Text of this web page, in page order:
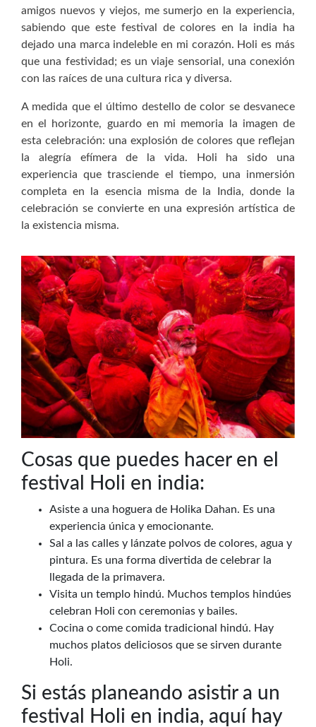
amigos nuevos y viejos, me sumerjo en la experiencia,
sabiendo que este festival de colores en la india ha
dejado una marca indeleble en mi corazón. Holi es más
que una festividad; es un viaje sensorial, una conexión
con las raíces de una cultura rica y diversa.
A medida que el último destello de color se desvanece
en el horizonte, guardo en mi memoria la imagen de
esta celebración: una explosión de colores que reflejan
la alegría efímera de la vida. Holi ha sido una
experiencia que trasciende el tiempo, una inmersión
completa en la esencia misma de la India, donde la
celebración se convierte en una expresión artística de
la existencia misma.
Cosas que puedes hacer en el
festival Holi en india:
Asiste a una hoguera de Holika Dahan. Es una
experiencia única y emocionante.
Sal a las calles y lánzate polvos de colores, agua y
pintura. Es una forma divertida de celebrar la
llegada de la primavera.
Visita un templo hindú. Muchos templos hindúes
celebran Holi con ceremonias y bailes.
Cocina o come comida tradicional hindú. Hay
muchos platos deliciosos que se sirven durante
Holi.
Si estás planeando asistir a un
festival Holi en india, aquí hay